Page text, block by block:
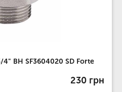
4" ВН SF3604020 SD Forte
230 грн